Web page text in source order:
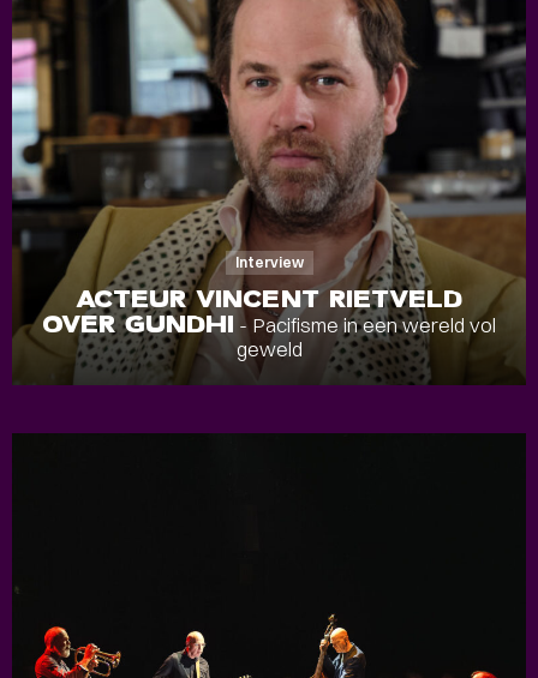
Interview
ACTEUR VINCENT RIETVELD
OVER GUNDHI - Pacifisme in een wereld vol
geweld